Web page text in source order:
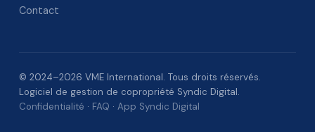
Contact
© 2024–2026 VME International. Tous droits réservés.
Logiciel de gestion de copropriété Syndic Digital.
Confidentialité · FAQ · App Syndic Digital